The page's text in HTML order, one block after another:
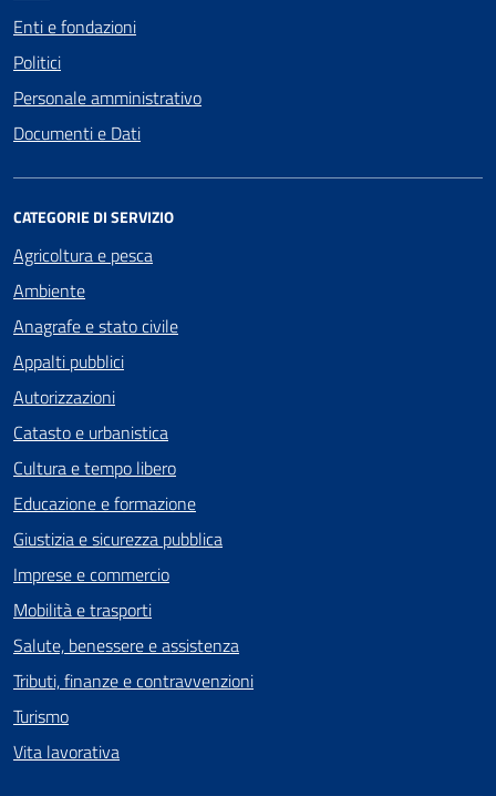
Enti e fondazioni
Politici
Personale amministrativo
Documenti e Dati
CATEGORIE DI SERVIZIO
Agricoltura e pesca
Ambiente
Anagrafe e stato civile
Appalti pubblici
Autorizzazioni
Catasto e urbanistica
Cultura e tempo libero
Educazione e formazione
Giustizia e sicurezza pubblica
Imprese e commercio
Mobilità e trasporti
Salute, benessere e assistenza
Tributi, finanze e contravvenzioni
Turismo
Vita lavorativa